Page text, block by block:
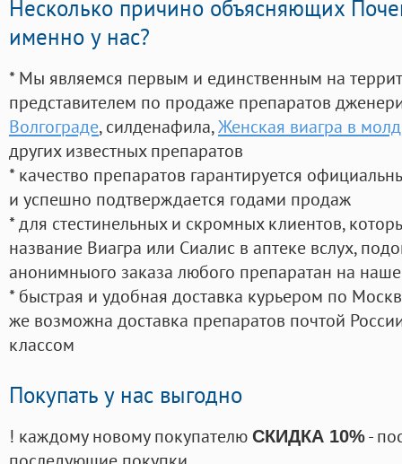
Несколько причино объясняющих
именно у нас?
* Мы являемся первым и единственным на
представителем по продаже препаратов
Волгограде, силденафила,Женская виагра в
других известных препаратов
* качество препаратов гарантируется
и успешно подтверждается годами продаж
* для стестинельных и скромных клиентов,
название Виагра или Сиалис в аптеке вслух,
анонимныого заказа любого препаратан на
* быстрая и удобная доставка курьером по
же возможна доставка препаратов почтой
классом
Покупать у нас выгодно
! каждому новому покупателю СКИДКА 10%-